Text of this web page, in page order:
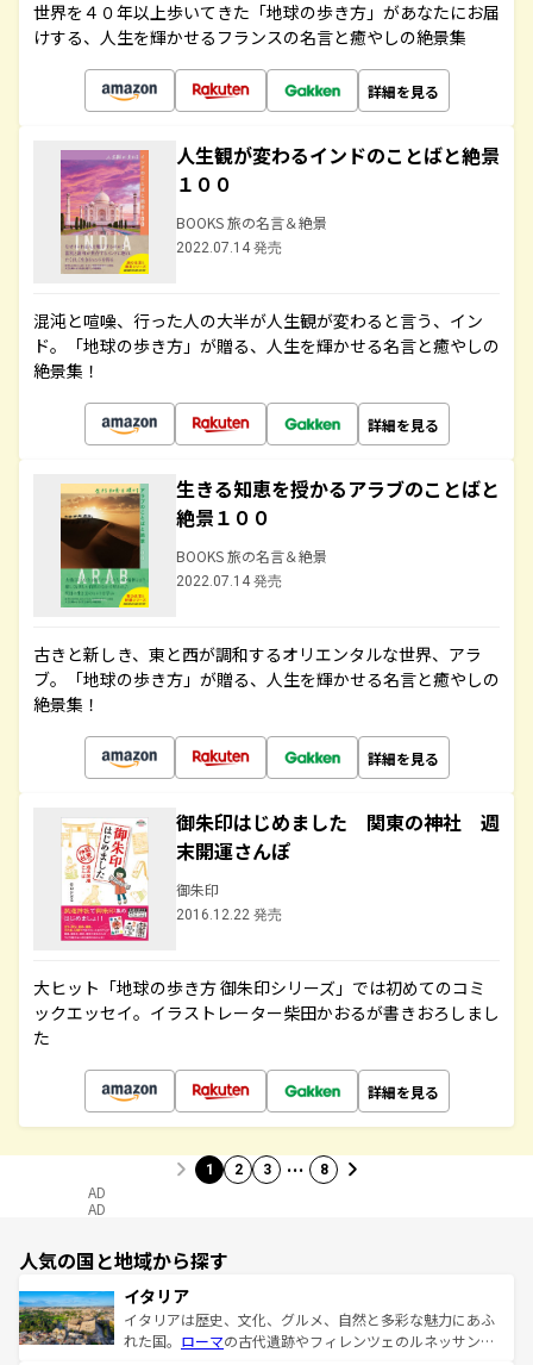
世界を４０年以上歩いてきた「地球の歩き方」があなたにお届
けする、人生を輝かせるフランスの名言と癒やしの絶景集
詳細を見る
人生観が変わるインドのことばと絶景
１００
BOOKS 旅の名言＆絶景
2022.07.14 発売
混沌と喧噪、行った人の大半が人生観が変わると言う、イン
ド。「地球の歩き方」が贈る、人生を輝かせる名言と癒やしの
絶景集！
詳細を見る
生きる知恵を授かるアラブのことばと
絶景１００
BOOKS 旅の名言＆絶景
2022.07.14 発売
古きと新しき、東と西が調和するオリエンタルな世界、アラ
ブ。「地球の歩き方」が贈る、人生を輝かせる名言と癒やしの
絶景集！
詳細を見る
御朱印はじめました 関東の神社 週
末開運さんぽ
御朱印
2016.12.22 発売
大ヒット「地球の歩き方 御朱印シリーズ」では初めてのコミ
ックエッセイ。イラストレーター柴田かおるが書きおろしまし
た
詳細を見る
1 2 3 … 8
AD
AD
人気の国と地域から探す
イタリア
イタリアは歴史、文化、グルメ、自然と多彩な魅力にあふ
れた国。 ローマの古代遺跡やフィレンツェのルネッサンス